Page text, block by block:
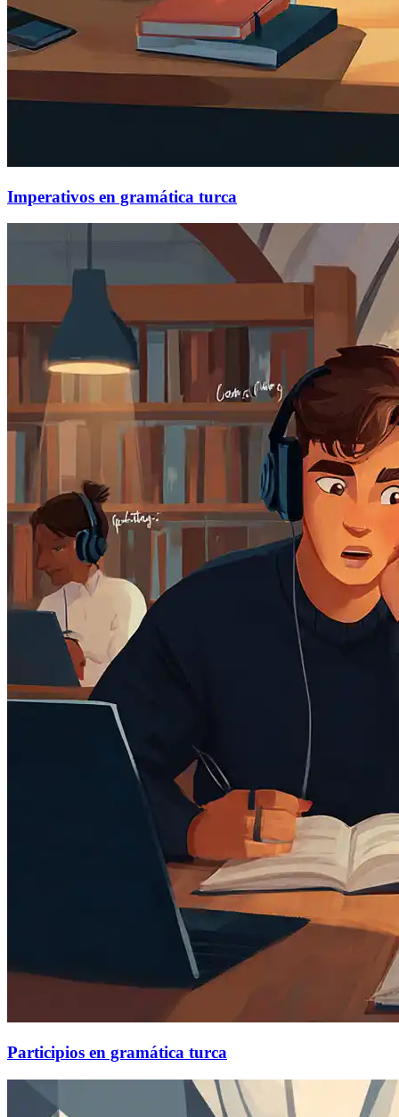
Imperativos en gramática turca
Participios en gramática turca